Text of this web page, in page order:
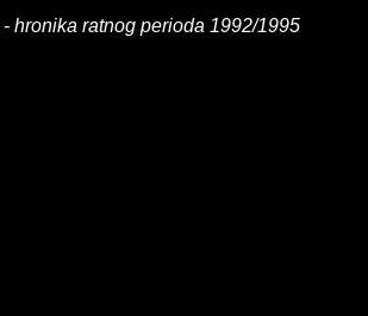
hronika ratnog perioda 1992/1995